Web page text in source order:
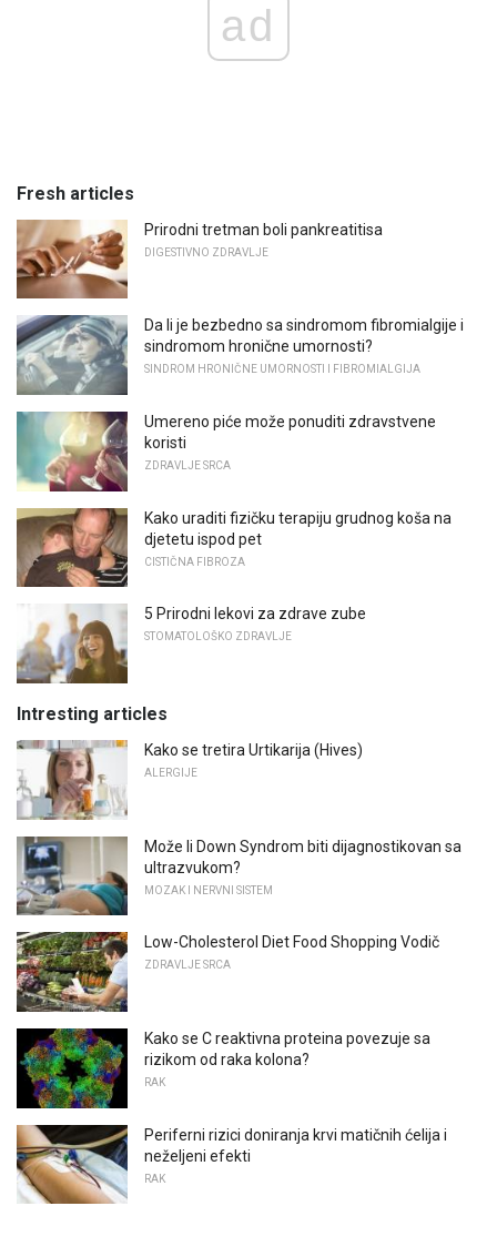
ad
Fresh articles
Prirodni tretman boli pankreatitisa
DIGESTIVNO ZDRAVLJE
Da li je bezbedno sa sindromom fibromialgije i
sindromom hronične umornosti?
SINDROM HRONIČNE UMORNOSTI I FIBROMIALGIJA
Umereno piće može ponuditi zdravstvene
koristi
ZDRAVLJE SRCA
Kako uraditi fizičku terapiju grudnog koša na
djetetu ispod pet
CISTIČNA FIBROZA
5 Prirodni lekovi za zdrave zube
STOMATOLOŠKO ZDRAVLJE
Intresting articles
Kako se tretira Urtikarija (Hives)
ALERGIJE
Može li Down Syndrom biti dijagnostikovan sa
ultrazvukom?
MOZAK I NERVNI SISTEM
Low-Cholesterol Diet Food Shopping Vodič
ZDRAVLJE SRCA
Kako se C reaktivna proteina povezuje sa
rizikom od raka kolona?
RAK
Periferni rizici doniranja krvi matičnih ćelija i
neželjeni efekti
RAK